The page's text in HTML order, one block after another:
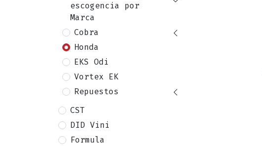
escogencia por
Marca
Cobra
Honda
EKS Odi
Vortex EK
Repuestos
CST
DID Vini
Formula